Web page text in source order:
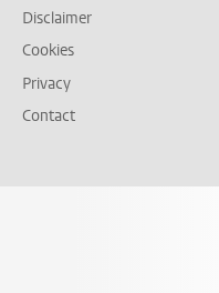
Disclaimer
Cookies
Privacy
Contact